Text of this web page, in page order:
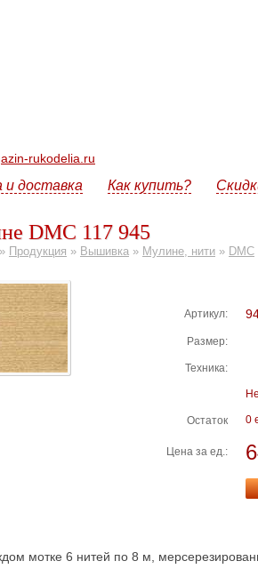
rukodelia.ru
доставка Как купить?
DMC 117 945
» Продукция » Вышивка » Мулине, нити » DMC
Артикул:
Размер:
Техника:
Остаток 0
Цена за ед.:
мотке 6 нитей по 8 м,